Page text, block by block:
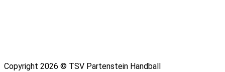
Copyright 2026 © TSV Partenstein Handball